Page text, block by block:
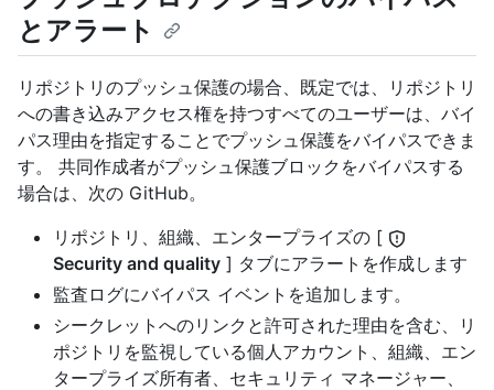
とアラート
リポジトリのプッシュ保護の場合、既定では、リポジトリ
への書き込みアクセス権を持つすべてのユーザーは、バイ
パス理由を指定することでプッシュ保護をバイパスできま
す。 共同作成者がプッシュ保護ブロックをバイパスする
場合は、次の GitHub。
リポジトリ、組織、エンタープライズの [
Security and quality ] タブにアラートを作成します
監査ログにバイパス イベントを追加します。
シークレットへのリンクと許可された理由を含む、リ
ポジトリを監視している個人アカウント、組織、エン
タープライズ所有者、セキュリティ マネージャー、